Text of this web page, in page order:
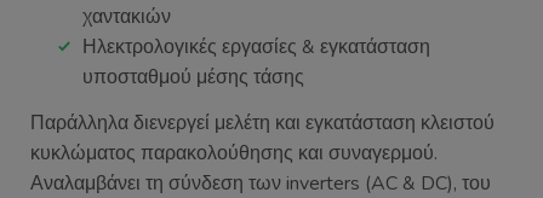
χαντακιών
Ηλεκτρολογικές εργασίες & εγκατάσταση
υποσταθμού μέσης τάσης
Παράλληλα διενεργεί μελέτη και εγκατάσταση κλειστού
κυκλώματος παρακολούθησης και συναγερμού.
Αναλαμβάνει τη σύνδεση των inverters (AC & DC), του